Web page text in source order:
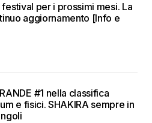
per i prossimi mesi. La
aggiornamento [Info e
#1 nella classifica
e fisici. SHAKIRA sempre in